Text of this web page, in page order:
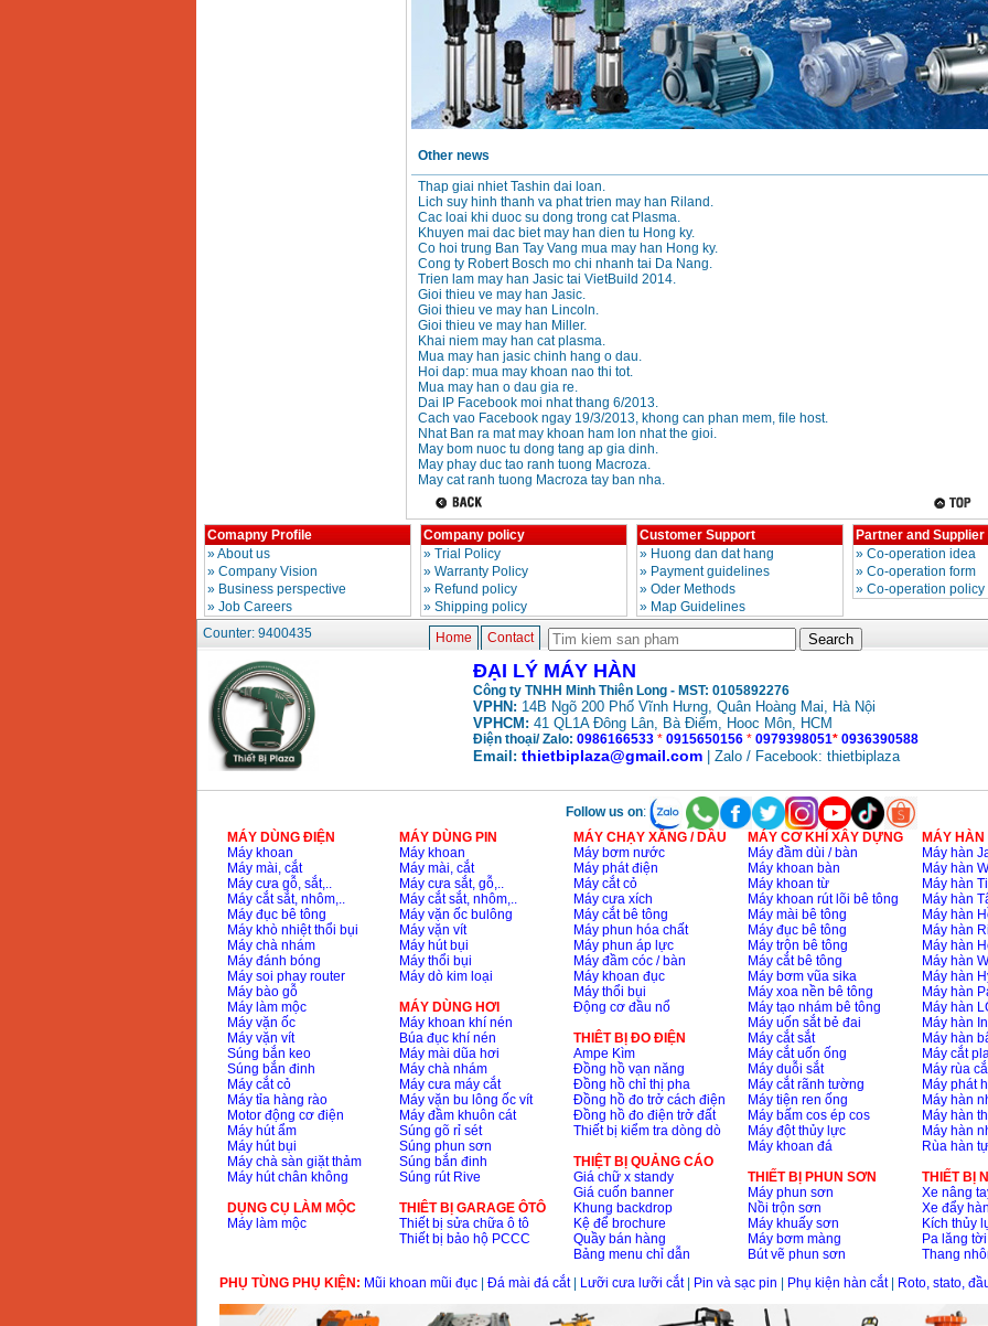
May han tig que Jasic
Price:6800000
Other news
Thap giai nhiet Tashin dai loan.
Lich suy hinh thanh va phat trien may han Riland.
Cac loai khi duoc su dong trong cat Plasma.
Khuyen mai dac biet may han dien tu Hong ky.
Co hoi trung Ban Tay Vang mua may han Hong ky.
Cong ty Robert Bosch mo chi nhanh tai Da Nang.
Trien lam may han Jasic tai VietBuild 2014.
Gioi thieu ve may han Jasic.
Gioi thieu ve may han Lincoln.
Gioi thieu ve may han Miller.
Khai niem may han cat plasma.
Mua may han jasic chinh hang o dau.
Hoi dap: mua may khoan nao thi tot.
Mua may han o dau gia re.
Dai IP Facebook moi nhat thang 6/2013.
Cach vao Facebook ngay 19/3/2013, khong can phan mem, file host.
Nhat Ban ra mat may khoan ham lon nhat the gioi.
May bom nuoc tu dong tang ap gia dinh.
May phay duc tao ranh tuong Macroza.
May cat ranh tuong Macroza tay ban nha.
Comapny Profile
»About us
» Company Vision
» Business perspective
» Job Careers
Company policy
» Trial Policy
» Warranty Policy
» Refund policy
» Shipping policy
Customer Support
» Huong dan dat hang
» Payment guidelines
» Oder Methods
» Map Guidelines
Partner and Supplier
» Co-operation idea
» Co-operation form
» Co-operation policy
Counter: 9400435 Home Contact
ĐẠI LÝ MÁY HÀN
Công ty TNHH Minh Thiên Long - MST: 0105892276
VPHN: 14B Ngõ 200 Phố Vĩnh Hưng, Quân Hoàng Mai, Hà Nội
VPHCM: 41 QL1A Đông Lân, Bà Điểm, Hooc Môn, HCM
Điện thoại/ Zalo: 0986166533 * 0915650156* 0979398051* 0936390588
Email: thietbiplaza@gmail.com| Zalo / Facebook: thietbiplaza
Follow us on:
MÁY DÙNG ĐIỆN
Máy khoan
Máy mài, cắt
Máy cưa gỗ, sắt,..
Máy cắt sắt, nhôm,..
Máy đục bê tông
Máy khò nhiệt thổi bụi
Máy chà nhám
Máy đánh bóng
Máy soi phay router
Máy bào gỗ
Máy làm mộc
Máy vặn ốc
Máy vặn vít
Súng bắn keo
Súng bắn đinh
Máy cắt cỏ
Máy tỉa hàng rào
Motor động cơ điện
Máy hút ẩm
Máy hút bụi
Máy chà sàn giặt thảm
Máy hút chân không
DỤNG CỤ LÀM MỘC
Máy làm mộc
MÁY DÙNG PIN
Máy khoan
Máy mài, cắt
Máy cưa sắt, gỗ,..
Máy cắt sắt, nhôm,..
Máy vặn ốc bulông
Máy vặn vít
Máy hút bụi
Máy thổi bụi
Máy dò kim loại
MÁY DÙNG HƠI
Máy khoan khí nén
Búa đục khí nén
Máy mài dũa hơi
Máy chà nhám
Máy cưa máy cắt
Máy vặn bu lông ốc vít
Máy đầm khuôn cát
Súng gõ rỉ sét
Súng phun sơn
Súng bắn đinh
Súng rút Rive
THIÊT BỊ GARAGE ÔTÔ
Thiết bị sửa chữa ô tô
Thiết bị bảo hộ PCCC
MÁY CHẠY XĂNG / DẦU
Máy bơm nước
Máy phát điện
Máy cắt cỏ
Máy cưa xích
Máy cắt bê tông
Máy phun hóa chất
Máy phun áp lực
Máy đầm cóc / bàn
Máy khoan đục
Máy thổi bụi
Động cơ đầu nổ
THIÊT BỊ ĐO ĐIỆN
Ampe Kìm
Đồng hồ vạn năng
Đồng hồ chỉ thị pha
Đồng hồ đo trở cách điện
Đồng hồ đo điện trở đất
Thiết bị kiểm tra dòng dò
THIỆT BỊ QUẢNG CÁO
Giá chữ x standy
Giá cuốn banner
Khung backdrop
Kệ để brochure
Quầy bán hàng
Bảng menu chỉ dẫn
MÁY CƠ KHÍ XÂY DỰNG
Máy đầm dùi / bàn
Máy khoan bàn
Máy khoan từ
Máy khoan rút lõi bê tông
Máy mài bê tông
Máy đục bê tông
Máy trộn bê tông
Máy cắt bê tông
Máy bơm vũa sika
Máy xoa nền bê tông
Máy tạo nhám bê tông
Máy uốn sắt bẻ đai
Máy cắt sắt
Máy cắt uốn ống
Máy duỗi sắt
Máy cắt rãnh tường
Máy tiện ren ống
Máy bấm cos ép cos
Máy đột thủy lực
Máy khoan đá
THIẾT BỊ PHUN SƠN
Máy phun sơn
Nồi trộn sơn
Máy khuấy sơn
Máy bơm màng
Bút vẽ phun sơn
MÁY HÀN
Máy hàn
Máy hàn
Máy hàn
Máy hàn
Máy hàn
Máy hàn
Máy hàn
Máy hàn
Máy hàn
Máy hàn
Máy hàn
Máy hàn
Máy hàn
Máy cắt
Máy rùa
Máy phát
Máy hàn
Máy hàn
Máy hàn
Rùa hàn
THIẾT BỊ
Xe nâng
Xe đẩy
Kích thủy
Pa lăng
Thang
PHỤ TÙNG PHỤ KIỆN: Mũi khoan mũi đục| Đá mài đá cắt| Lưỡi cưa lưỡi cắt| Pin và sạc pin Phụ kiện hàn cắt| Roto, stato,